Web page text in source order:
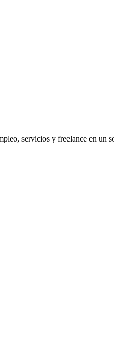
servicios y freelance en un